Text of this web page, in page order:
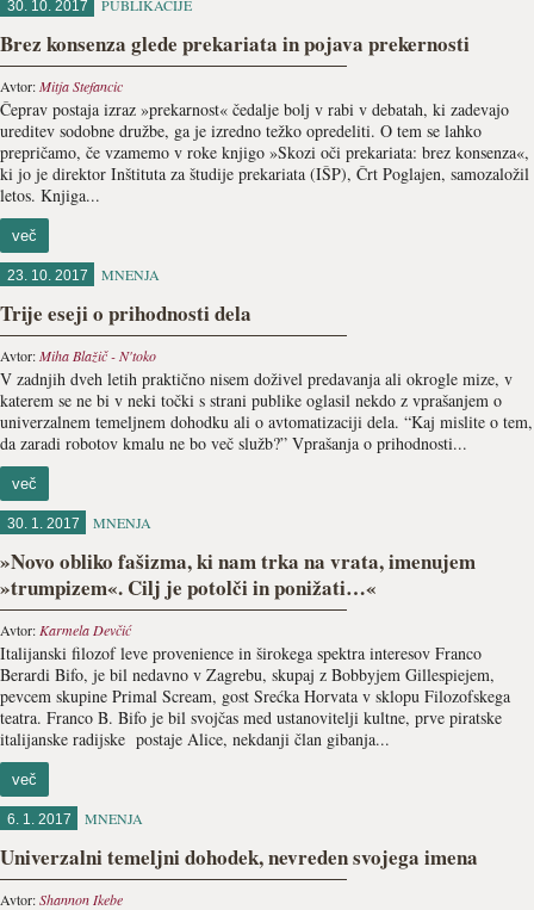
30. 10. 2017 PUBLIKACIJE
Brez konsenza glede prekariata in pojava prekernosti
Avtor:Mitja Stefancic
Čeprav postaja izraz »prekarnost« čedalje bolj v rabi v debatah, ki zadevajo
ureditev sodobne družbe, ga je izredno težko opredeliti. O tem se lahko
prepričamo, če vzamemo v roke knjigo »Skozi oči prekariata: brez konsenza«,
ki jo je direktor Inštituta za študije prekariata (IŠP), Črt Poglajen, samozaložil
letos. Knjiga...
več
23. 10. 2017 MNENJA
Trije eseji o prihodnosti dela
Avtor:Miha Blažič - N'toko
V zadnjih dveh letih praktično nisem doživel predavanja ali okrogle mize, v
katerem se ne bi v neki točki s strani publike oglasil nekdo z vprašanjem o
univerzalnem temeljnem dohodku ali o avtomatizaciji dela. “Kaj mislite o tem,
da zaradi robotov kmalu ne bo več služb?” Vprašanja o prihodnosti...
več
30. 1. 2017 MNENJA
»Novo obliko fašizma, ki nam trka na vrata, imenujem
»trumpizem«. Cilj je potolči in ponižati…«
Avtor: Karmela Devčić
Italijanski filozof leve provenience in širokega spektra interesov Franco
Berardi Bifo, je bil nedavno v Zagrebu, skupaj z Bobbyjem Gillespiejem,
pevcem skupine Primal Scream, gost Srećka Horvata v sklopu Filozofskega
teatra. Franco B. Bifo je bil svojčas med ustanovitelji kultne, prve piratske
italijanske radijske postaje Alice, nekdanji član gibanja...
več
6. 1. 2017 MNENJA
Univerzalni temeljni dohodek, nevreden svojega imena
Avtor:Shannon Ikebe